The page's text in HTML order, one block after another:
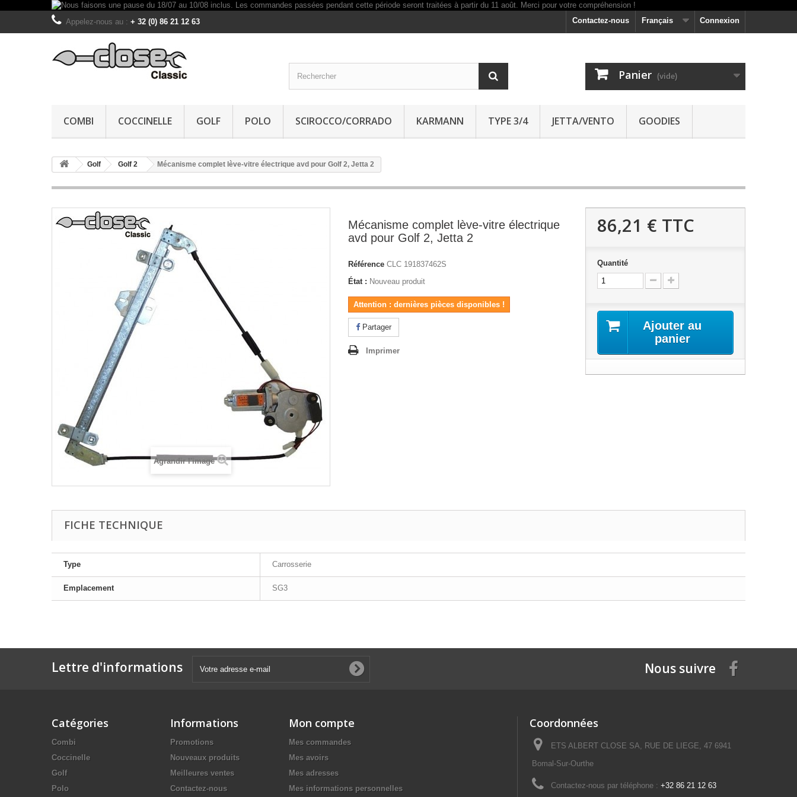
Connexion
Français
Contactez-nous
Appelez-nous au : + 32 (0) 86 21 12 63
Panier (vide)
COMBI COCCINELLE GOLF POLO SCIROCCO/CORRADO KARMANN TYPE 3/4 JETTA/VENTO GOODIES
Golf Golf 2 Mécanisme complet lève-vitre électrique avd pour Golf 2, Jetta 2
Agrandir l'image
Mécanisme complet lève-vitre électrique
avd pour Golf 2, Jetta 2
Référence CLC 191837462S
État : Nouveau produit
Attention : dernières pièces disponibles !
Partager
Imprimer
86,21 € TTC
Quantité
Ajouter au
panier
FICHE TECHNIQUE
Type Carrosserie
Emplacement SG3
Lettre d'informations Nous suivre
Catégories
Combi
Coccinelle
Golf
Polo
Informations
Promotions
Nouveaux produits
Meilleures ventes
Contactez-nous
Mon compte
Mes commandes
Mes avoirs
Mes adresses
Mes informations personnelles
Coordonnées
ETS ALBERT CLOSE SA, RUE DE LIEGE, 47 6941
Bomal-Sur-Ourthe
Contactez-nous par téléphone : +32 86 21 12 63